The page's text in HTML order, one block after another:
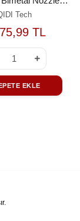
0.8mm
Tech
TL
EKLE